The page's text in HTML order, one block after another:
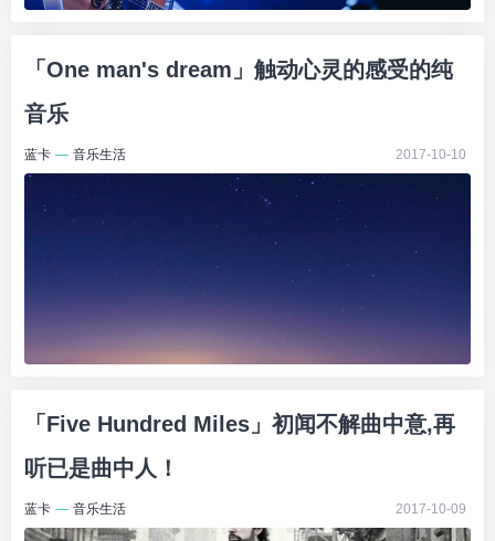
「One man's dream」触动心灵的感受的纯
音乐
蓝卡 — 音乐生活 2017-10-10
「Five Hundred Miles」初闻不解曲中意,再
听已是曲中人！
蓝卡 — 音乐生活 2017-10-09